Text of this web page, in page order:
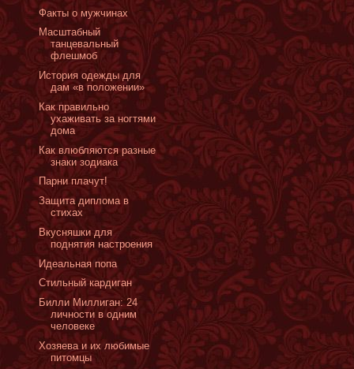
Факты о мужчинах
Масштабный
танцевальный
флешмоб
История одежды для
дам «в положении»
Как правильно
ухаживать за ногтями
дома
Как влюбляются разные
знаки зодиака
Парни плачут!
Защита диплома в
стихах
Вкусняшки для
поднятия настроения
Идеальная попа
Стильный кардиган
Билли Миллиган: 24
личности в одним
человеке
Xозяева и их любимые
питомцы